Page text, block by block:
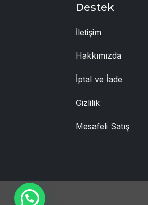
Destek
İletişim
Hakkımızda
İptal ve İade
Gizlilik
Mesafeli Satış